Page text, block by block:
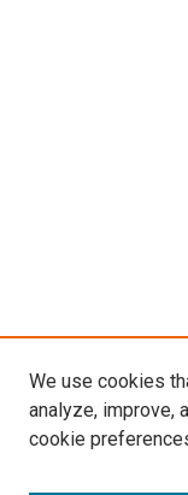
We use cookies
analyze, improve,
cookie